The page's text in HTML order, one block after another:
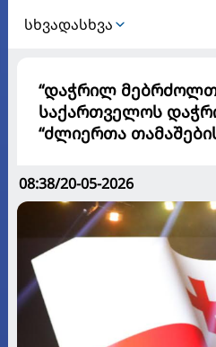
ᲡᲮᲕᲐᲓᲐᲡᲮᲕᲐ
“დაჭრილ
საქართველოს
“ძლიერთა
08:38/20-05-2026